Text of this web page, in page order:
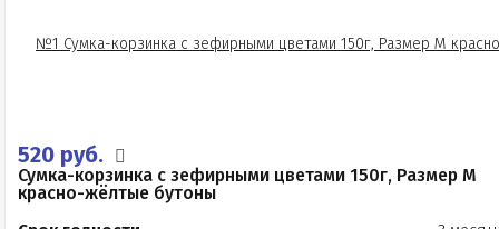
520 руб.
Сумка-корзинка с зефирными цветами 150г, Размер М
красно-жёлтые бутоны